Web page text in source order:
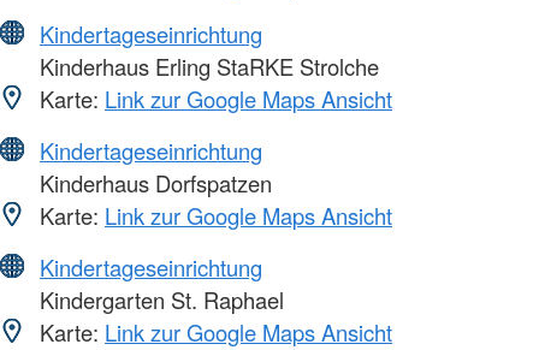
Kindertageseinrichtung
Kinderhaus Erling StaRKE Strolche
Karte: Link zur Google Maps Ansicht
Kindertageseinrichtung
Kinderhaus Dorfspatzen
Karte: Link zur Google Maps Ansicht
Kindertageseinrichtung
Kindergarten St. Raphael
Karte: Link zur Google Maps Ansicht